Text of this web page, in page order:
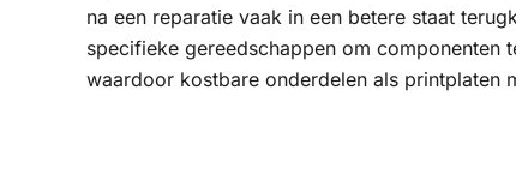
na een reparatie vaak in een betere staat
specifieke gereedschappen om componenten
waardoor kostbare onderdelen als printplaten